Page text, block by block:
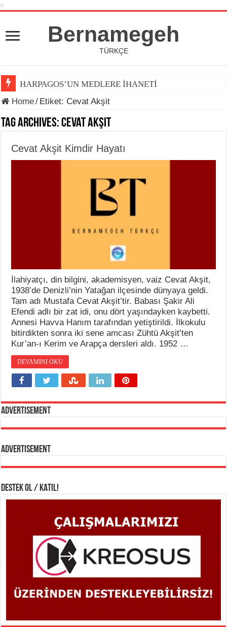
Bernamegeh
TÜRKÇE
HARPAGOS’UN MEDLERE İHANETİ
Home/ Etiket: Cevat Akşit
Tag Archives:Cevat Akşit
Cevat Akşit Kimdir Hayatı
İlahiyatçı, din bilgini, akademisyen, vaiz Cevat Akşit,
1938’de Denizli’nin Yatağan ilçesinde dünyaya geldi.
Tam adı Mustafa Cevat Akşit’tir. Babası Şakir Ali
Efendi adlı bir zat idi, onu dört yaşındayken kaybetti.
Annesi Havva Hanım tarafından yetiştirildi. İlkokulu
bitirdikten sonra iki sene amcası Zühtü Akşit’ten
Kur’an-ı Kerim ve Arapça dersleri aldı. 1952 …
DEVAMINI OKU
Advertisement
Advertisement
DESTEK OL / KATIL!